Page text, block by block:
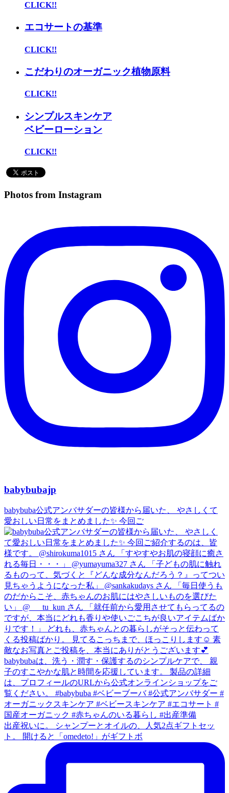
CLICK!!
エコサートの基準
CLICK!!
こだわりのオーガニック植物原料
CLICK!!
シンプルスキンケア
ベビーローション
CLICK!!
Photos from Instagram
babybubajp
babybuba公式アンバサダーの皆様から届いた、 やさしくて
愛おしい日常をまとめました✨ 今回ご
出産祝いに。 シャンプーとオイルの、人気2点ギフトセッ
ト。 開けると「omedeto!」がギフトボ